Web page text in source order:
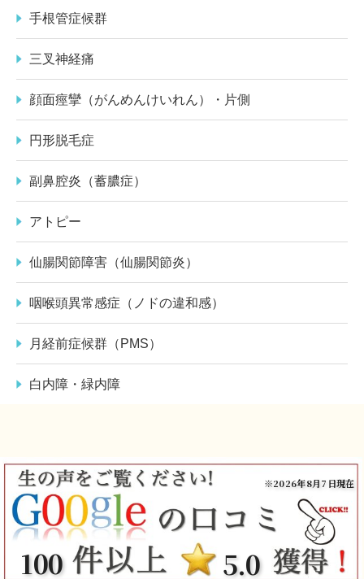
手根管症候群
三叉神経痛
顔面痙攣（がんめんけいれん）・片側
円形脱毛症
副鼻腔炎（蓄膿症）
アトピー
仙腸関節障害（仙腸関節炎）
咽喉頭異常感症（ノドの違和感）
月経前症候群（PMS）
白内障・緑内障
※2026年8月7日現在
100 5.0